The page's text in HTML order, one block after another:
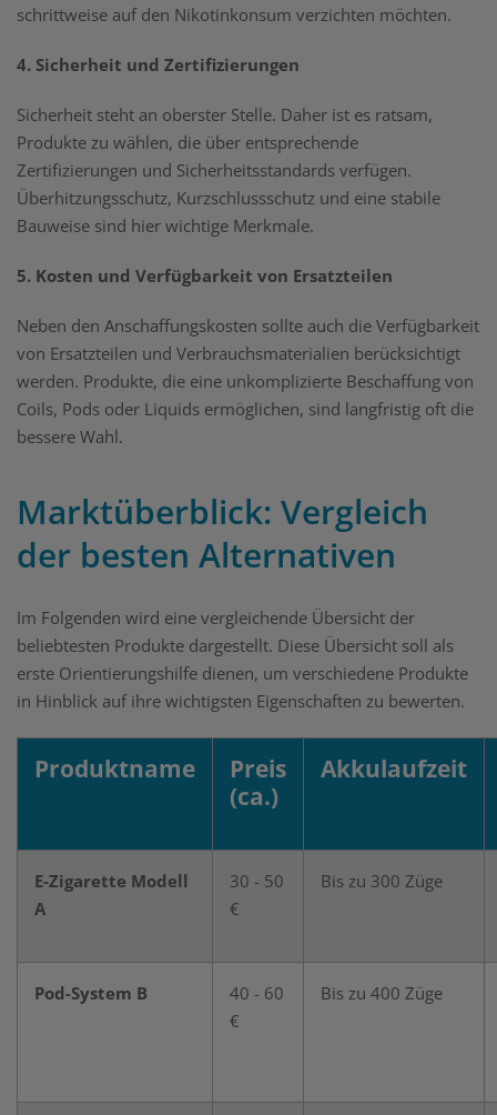
schrittweise auf den Nikotinkonsum verzichten möchten.
4. Sicherheit und Zertifizierungen
Sicherheit steht an oberster Stelle. Daher ist es ratsam,
Produkte zu wählen, die über entsprechende
Zertifizierungen und Sicherheitsstandards verfügen.
Überhitzungsschutz, Kurzschlussschutz und eine stabile
Bauweise sind hier wichtige Merkmale.
5. Kosten und Verfügbarkeit von Ersatzteilen
Neben den Anschaffungskosten sollte auch die Verfügbarkeit
von Ersatzteilen und Verbrauchsmaterialien berücksichtigt
werden. Produkte, die eine unkomplizierte Beschaffung von
Coils, Pods oder Liquids ermöglichen, sind langfristig oft die
bessere Wahl.
Marktüberblick: Vergleich
der besten Alternativen
Im Folgenden wird eine vergleichende Übersicht der
beliebtesten Produkte dargestellt. Diese Übersicht soll als
erste Orientierungshilfe dienen, um verschiedene Produkte
in Hinblick auf ihre wichtigsten Eigenschaften zu bewerten.
Produktname
Preis
(ca.)
Akkulaufzeit
E-Zigarette Modell
A
30 - 50
€
Bis zu 300 Züge
Pod-System B
40 - 60
€
Bis zu 400 Züge